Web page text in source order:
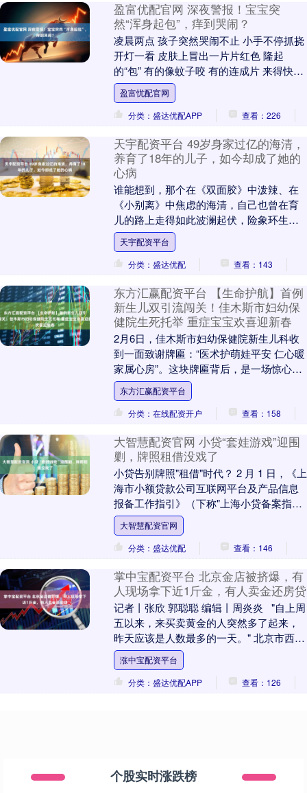
盈富优配官网 深夜警报！宝宝突
然“浑身起包”，痒到哭闹？
凌晨两点 孩子突然哭闹不止 小手不停抓挠
开灯一看 皮肤上冒出一片片红色 隆起
的“包” 有的像蚊子咬 有的连成片 来得快、
消得也快 展开剩余84% 图源：网络 ....
盈富忧配官网
分类：盛达优配APP
查看：226
天宇配资平台 49岁身家过亿的海清，
养育了18年的儿子，如今却成了她的
心病
谁能想到，那个在《双面胶》中泼辣、在
《小别离》中焦虑的海清，自己也曾在育
儿的路上走得如此波澜起伏，险象环生？
就在几天前的新书分享会上，她提到儿子
时，语气里竟然流....
天宇配资平台
分类：盛达优配
查看：143
东方汇赢配资平台 【生命护航】首例
新生儿双引流闯关！佳木斯市妇幼保
健院生死托举 重症宝宝欢喜迎新春
2月6日，佳木斯市妇幼保健院新生儿科收
到一面致谢牌匾：“医术护萌娃平安 仁心暖
家属心房”。这块牌匾背后，是一场惊心动
魄的三次生死闯关。一对夫妇历经宫外
孕、双侧输....
东方汇赢配资平台
分类：在线配资开户
查看：158
大智慧配资官网 小贷“套娃游戏”迎围
剿，牌照租借没戏了
小贷告别牌照"租借"时代？ 2 月 1 日，《上
海市小额贷款公司互联网平台及产品信息
报备工作指引》（下称"上海小贷备案指
引"），将正式实施。 看似不算复杂的备
案....
大智慧配资官网
分类：盛达优配
查看：146
掌中宝配资平台 北京金店被挤爆，有
人现场拿下近1斤金，有人卖金还房贷
记者丨张欣 郭聪聪 编辑丨周炎炎 "自上周
五以来，来买卖黄金的人突然多了起来，
昨天应该是人数最多的一天。" 北京市西城
区菜市口百货（以下简称"菜百"）一位销....
涨中宝配资平台
分类：盛达优配APP
查看：126
个股实时涨跌榜